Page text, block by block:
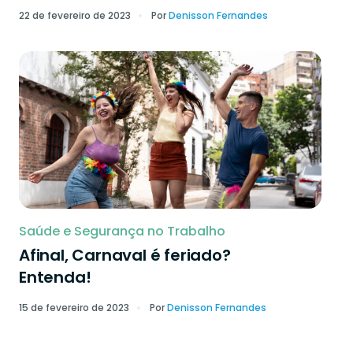
22 de fevereiro de 2023 PorDenisson Fernandes
Saúde e Segurança no Trabalho
Afinal, Carnaval é feriado?
Entenda!
15 de fevereiro de 2023 PorDenisson Fernandes